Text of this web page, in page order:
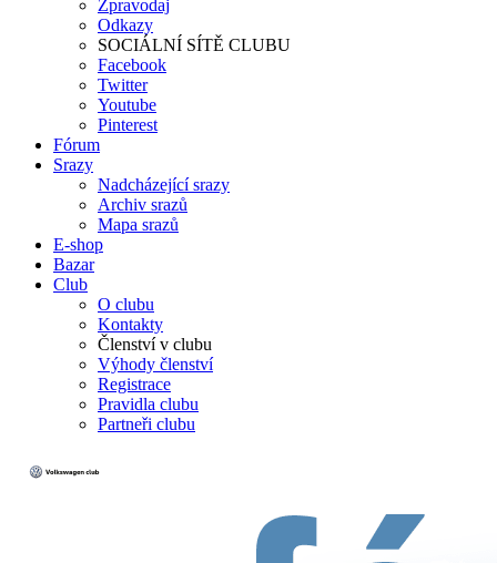
Zpravodaj
Odkazy
SOCIÁLNÍ SÍTĚ CLUBU
Facebook
Twitter
Youtube
Pinterest
Fórum
Srazy
Nadcházející srazy
Archiv srazů
Mapa srazů
E-shop
Bazar
Club
O clubu
Kontakty
Členství v clubu
Výhody členství
Registrace
Pravidla clubu
Partneři clubu